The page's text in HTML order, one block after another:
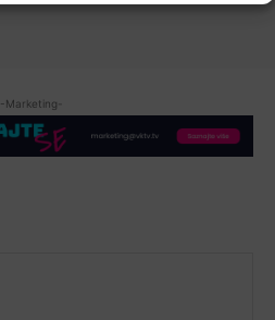
-Marketing-